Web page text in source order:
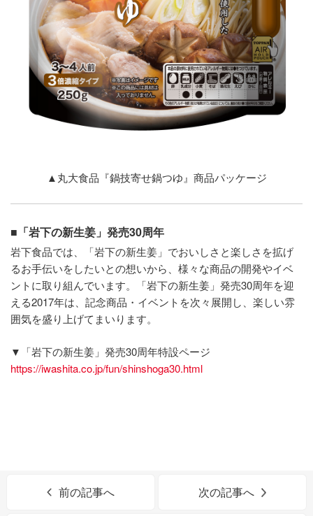
▲丸大食品『鍋技寄せ鍋つゆ』商品パッケージ
■「岩下の新生姜」発売30周年
岩下食品では、「岩下の新生姜」でおいしさと楽しさを拡げ
るお手伝いをしたいとの想いから、様々な商品の開発やイベ
ントに取り組んでいます。「岩下の新生姜」発売30周年を迎
える2017年は、記念商品・イベントを次々展開し、楽しい雰
囲気を盛り上げてまいります。
▼「岩下の新生姜」発売30周年特設ページ
https://iwashita.co.jp/fun/shinshoga30.html
前の記事へ 次の記事へ